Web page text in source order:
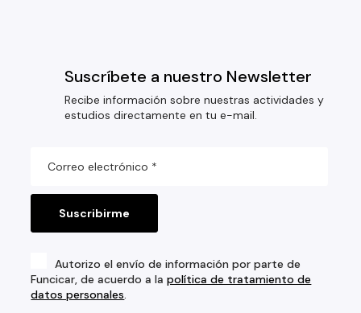
Suscríbete a nuestro Newsletter
Recibe información sobre nuestras actividades y
estudios directamente en tu e-mail.
Autorizo el envío de información por parte de
Funcicar, de acuerdo a lapolítica de tratamiento de
datos personales.